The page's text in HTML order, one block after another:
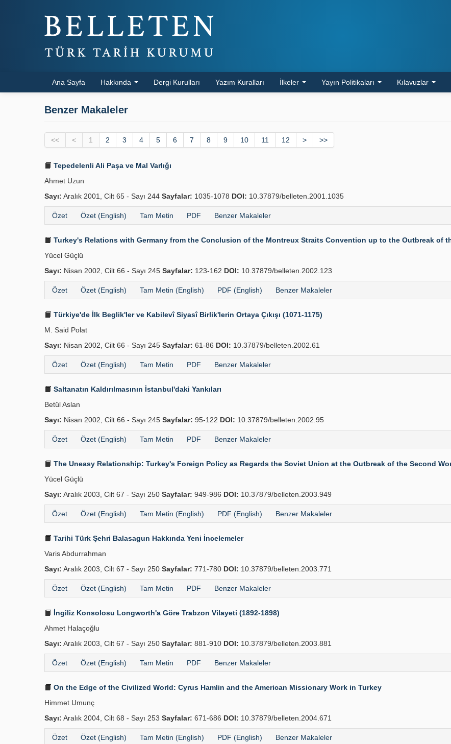
Ana Sayfa Hakkında Dergi Kurulları Yazım Kuralları İlkeler Yayın Politikaları Kılavuzlar
Benzer Makaleler
<< < 1 2 3 4 5 6 7 8 9 10 11 12 > >>
Tepedelenli Ali Paşa ve Mal Varlığı
Ahmet Uzun
Sayı: Aralık 2001, Cilt 65 - Sayı 244 Sayfalar: 1035-1078 DOI: 10.37879/belleten.2001.1035
Özet Özet (English) Tam Metin PDF Benzer Makaleler
Turkey's Relations with Germany from the Conclusion of the Montreux Straits Convention up to the Outbreak of
Yücel Güçlü
Sayı: Nisan 2002, Cilt 66 - Sayı 245 Sayfalar: 123-162 DOI: 10.37879/belleten.2002.123
Özet Özet (English) Tam Metin (English) PDF (English) Benzer Makaleler
Türkiye'de İlk Beglik'ler ve Kabilevî Siyasî Birlik'lerin Ortaya Çıkışı (1071-1175)
M. Said Polat
Sayı: Nisan 2002, Cilt 66 - Sayı 245 Sayfalar: 61-86 DOI: 10.37879/belleten.2002.61
Özet Özet (English) Tam Metin PDF Benzer Makaleler
Saltanatın Kaldırılmasının İstanbul'daki Yankıları
Betül Aslan
Sayı: Nisan 2002, Cilt 66 - Sayı 245 Sayfalar: 95-122 DOI: 10.37879/belleten.2002.95
Özet Özet (English) Tam Metin PDF Benzer Makaleler
The Uneasy Relationship: Turkey's Foreign Policy as Regards the Soviet Union at the Outbreak of the Second
Yücel Güçlü
Sayı: Aralık 2003, Cilt 67 - Sayı 250 Sayfalar: 949-986 DOI: 10.37879/belleten.2003.949
Özet Özet (English) Tam Metin (English) PDF (English) Benzer Makaleler
Tarihi Türk Şehri Balasagun Hakkında Yeni İncelemeler
Varis Abdurrahman
Sayı: Aralık 2003, Cilt 67 - Sayı 250 Sayfalar: 771-780 DOI: 10.37879/belleten.2003.771
Özet Özet (English) Tam Metin PDF Benzer Makaleler
İngiliz Konsolosu Longworth'a Göre Trabzon Vilayeti (1892-1898)
Ahmet Halaçoğlu
Sayı: Aralık 2003, Cilt 67 - Sayı 250 Sayfalar: 881-910 DOI: 10.37879/belleten.2003.881
Özet Özet (English) Tam Metin PDF Benzer Makaleler
On the Edge of the Civilized World: Cyrus Hamlin and the American Missionary Work in Turkey
Himmet Umunç
Sayı: Aralık 2004, Cilt 68 - Sayı 253 Sayfalar: 671-686 DOI: 10.37879/belleten.2004.671
Özet Özet (English) Tam Metin (English) PDF (English) Benzer Makaleler